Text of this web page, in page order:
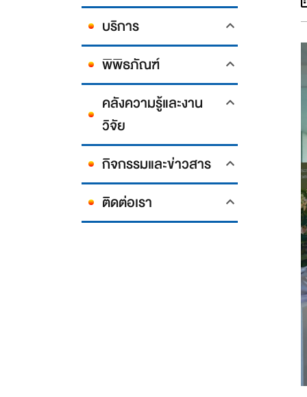
บริการ
พิพิธภัณฑ์
คลังความรู้และงาน
วิจัย
กิจกรรมและข่าวสาร
ติดต่อเรา